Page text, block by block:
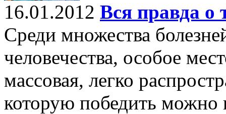
16.01.2012 Вся правда о
Среди множества
человечества, особое
массовая, легко
которую победить